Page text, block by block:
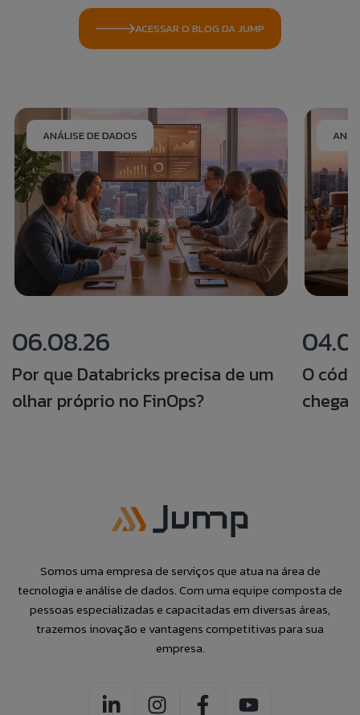
ACESSAR O BLOG DA JUMP
ANÁLISE DE DADOS
06.08.26
Por que Databricks precisa de um
olhar próprio no FinOps?
O
Somos uma empresa de serviços que atua na área de
tecnologia e análise de dados. Com uma equipe composta de
pessoas especializadas e capacitadas em diversas áreas,
trazemos inovação e vantagens competitivas para sua
empresa.